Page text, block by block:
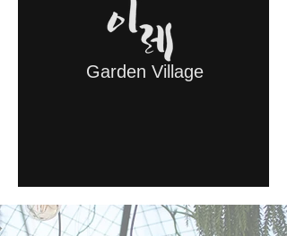
Garden Village